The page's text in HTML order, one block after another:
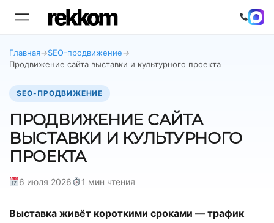
Главная→SEO-продвижение→
Продвижение сайта выставки и культурного проекта
SEO-ПРОДВИЖЕНИЕ
ПРОДВИЖЕНИЕ САЙТА
ВЫСТАВКИ И КУЛЬТУРНОГО
ПРОЕКТА
6 июля 2026 1 мин чтения
Выставка живёт короткими сроками — трафик